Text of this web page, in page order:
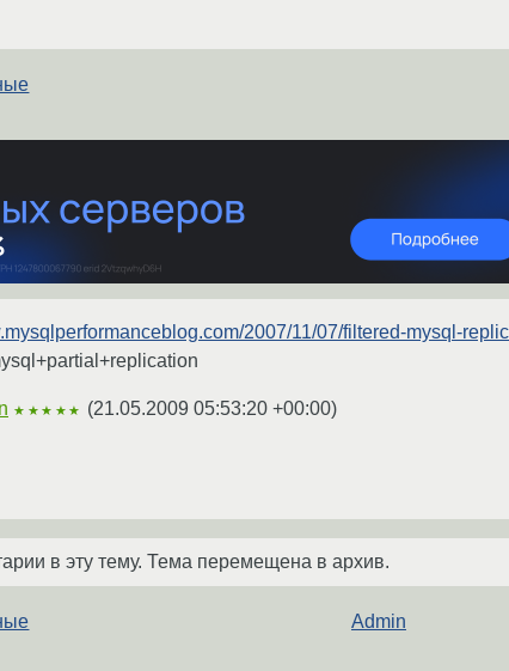
2007/11/07/filtered-mysql-
★★★★★ (21.05.2009 05:53:20 +00:00)
в эту тему. Тема перемещена в архив.
Admin